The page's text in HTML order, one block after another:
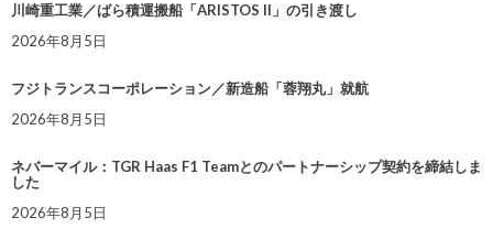
川崎重工業／ばら積運搬船「ARISTOS II」の引き渡し
2026年8月5日
フジトランスコーポレーション／新造船「蓉翔丸」就航
2026年8月5日
ネバーマイル：TGR Haas F1 Teamとのパートナーシップ契約を締結しま
した
2026年8月5日